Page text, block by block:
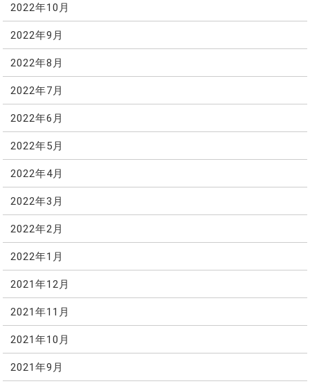
2022年10月
2022年9月
2022年8月
2022年7月
2022年6月
2022年5月
2022年4月
2022年3月
2022年2月
2022年1月
2021年12月
2021年11月
2021年10月
2021年9月